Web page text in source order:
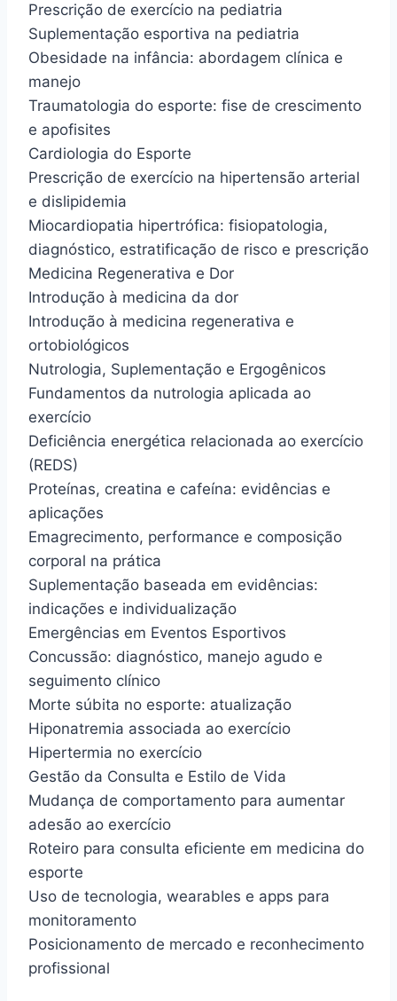
Prescrição de exercício na pediatria
Suplementação esportiva na pediatria
Obesidade na infância: abordagem clínica e
manejo
Traumatologia do esporte: fise de crescimento
e apofisites
Cardiologia do Esporte
Prescrição de exercício na hipertensão arterial
e dislipidemia
Miocardiopatia hipertrófica: fisiopatologia,
diagnóstico, estratificação de risco e prescrição
Medicina Regenerativa e Dor
Introdução à medicina da dor
Introdução à medicina regenerativa e
ortobiológicos
Nutrologia, Suplementação e Ergogênicos
Fundamentos da nutrologia aplicada ao
exercício
Deficiência energética relacionada ao exercício
(REDS)
Proteínas, creatina e cafeína: evidências e
aplicações
Emagrecimento, performance e composição
corporal na prática
Suplementação baseada em evidências:
indicações e individualização
Emergências em Eventos Esportivos
Concussão: diagnóstico, manejo agudo e
seguimento clínico
Morte súbita no esporte: atualização
Hiponatremia associada ao exercício
Hipertermia no exercício
Gestão da Consulta e Estilo de Vida
Mudança de comportamento para aumentar
adesão ao exercício
Roteiro para consulta eficiente em medicina do
esporte
Uso de tecnologia, wearables e apps para
monitoramento
Posicionamento de mercado e reconhecimento
profissional